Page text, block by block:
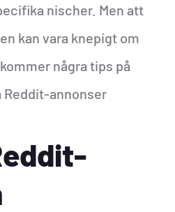
nischer. Men att
kan vara knepigt om
några tips på
Reddit-annonser